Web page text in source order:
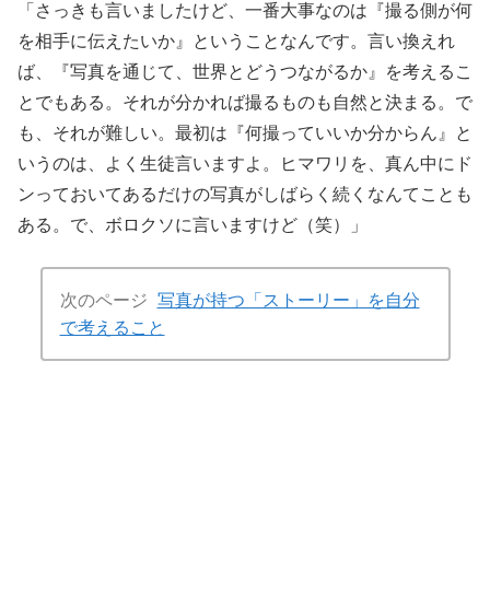
「さっきも言いましたけど、一番大事なのは『撮る側が何
を相手に伝えたいか』ということなんです。言い換えれ
ば、『写真を通じて、世界とどうつながるか』を考えるこ
とでもある。それが分かれば撮るものも自然と決まる。で
も、それが難しい。最初は『何撮っていいか分からん』と
いうのは、よく生徒言いますよ。ヒマワリを、真ん中にド
ンっておいてあるだけの写真がしばらく続くなんてことも
ある。で、ボロクソに言いますけど（笑）」
次のページ 写真が持つ「ストーリー」を自分
で考えること